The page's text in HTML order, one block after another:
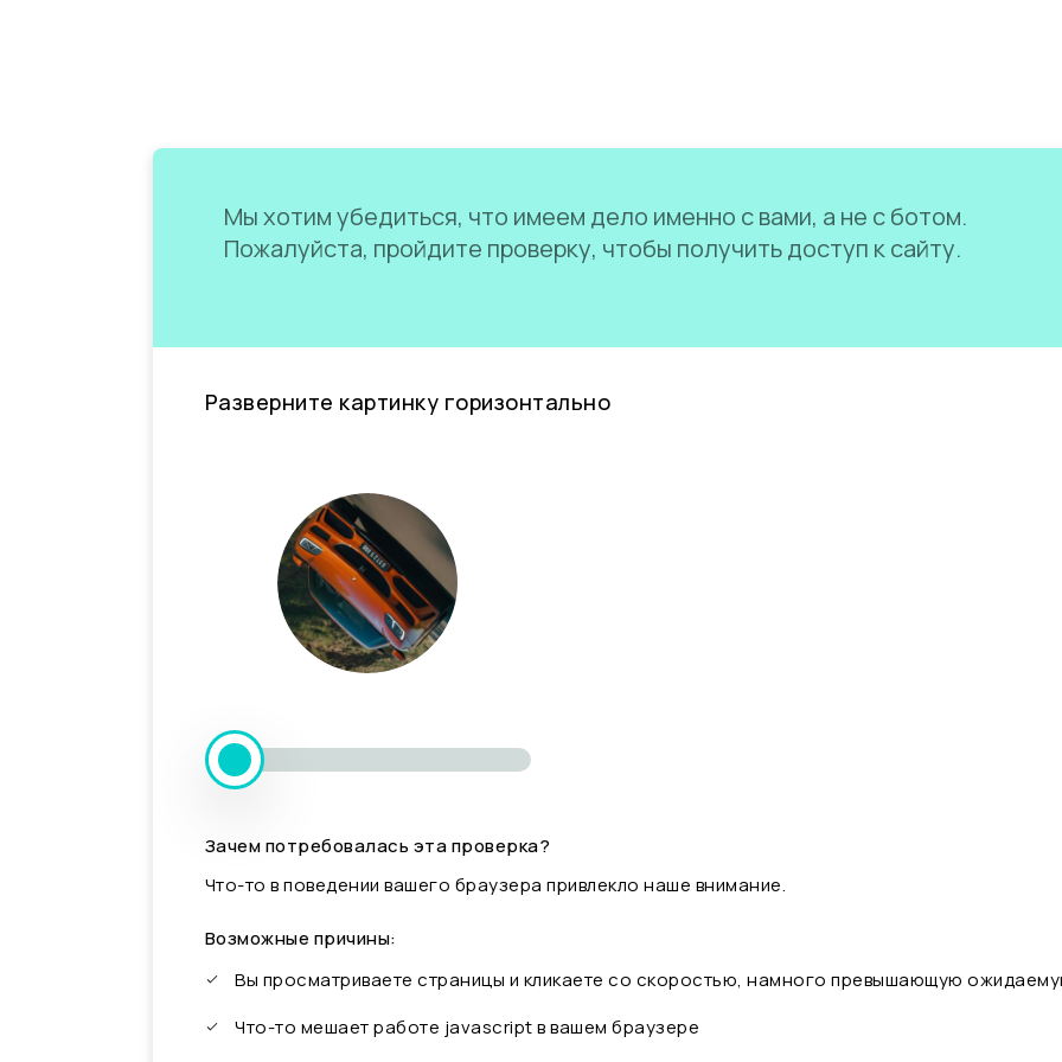
Мы хотим убедиться, что имеем дело именно с вами, а не с ботом.
Пожалуйста, пройдите проверку, чтобы получить доступ к сайту.
Разверните картинку горизонтально
Зачем потребовалась эта проверка?
Что-то в поведении вашего браузера привлекло наше внимание.
Возможные причины:
Вы просматриваете страницы и кликаете со скоростью, намного превышающую
Что-то мешает работе javascript в вашем браузере